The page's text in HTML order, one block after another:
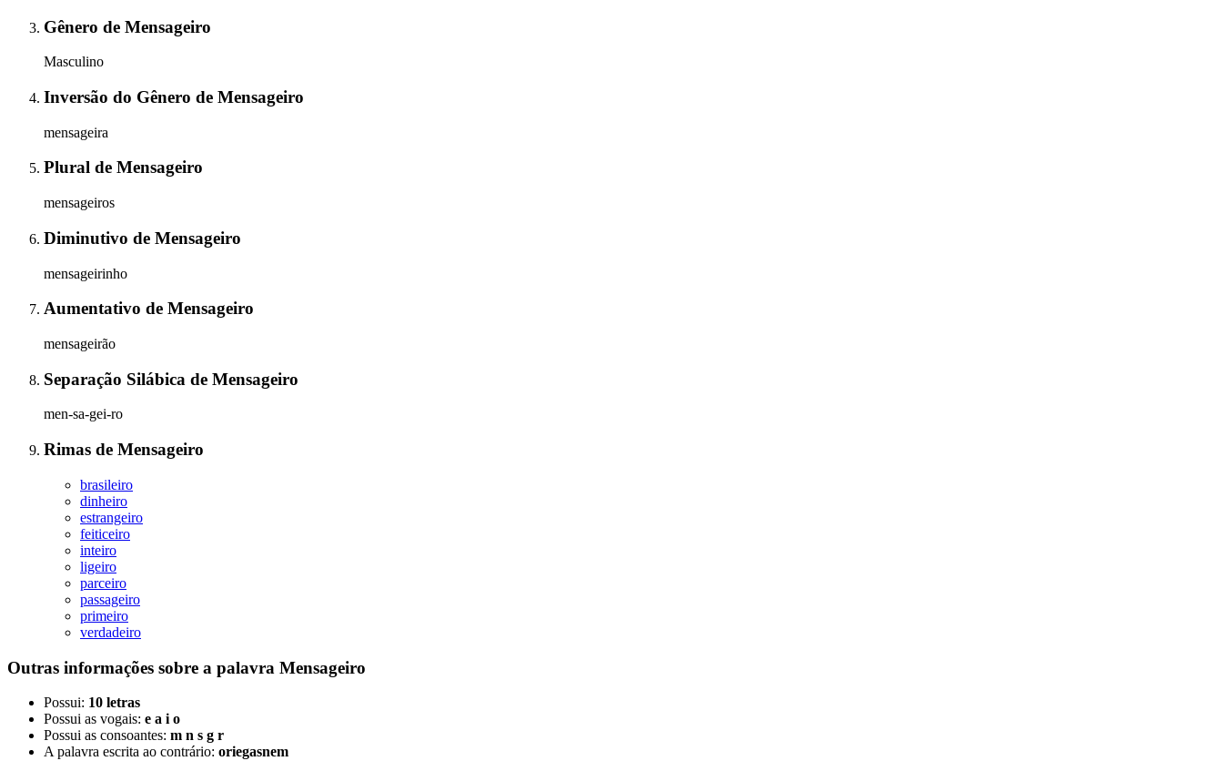
Gênero de Mensageiro
Masculino
Inversão do Gênero de Mensageiro
mensageira
Plural de Mensageiro
mensageiros
Diminutivo de Mensageiro
mensageirinho
Aumentativo de Mensageiro
mensageirão
Separação Silábica de Mensageiro
men-sa-gei-ro
Rimas de Mensageiro
brasileiro
dinheiro
estrangeiro
feiticeiro
inteiro
ligeiro
parceiro
passageiro
primeiro
verdadeiro
Outras informações sobre a palavra Mensageiro
Possui: 10 letras
Possui as vogais: e a i o
Possui as consoantes: m n s g r
A palavra escrita ao contrário: oriegasnem